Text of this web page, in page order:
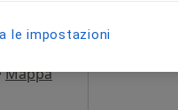
Mappa
le impostazioni